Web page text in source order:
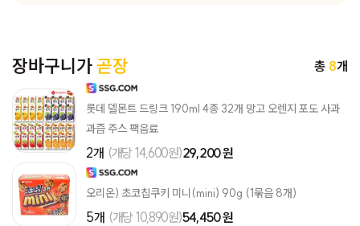
장바구니가곧장 총 8개
롯데 델몬트 드링크 190ml 4종 32개 망고 오렌지 포도 사과
과즙 주스 팩음료
2개 (개당 14,600원)29,200 원
오리온) 초코칩쿠키 미니(mini) 90g (1묶음 8개)
5개 (개당 10,890원)54,450 원